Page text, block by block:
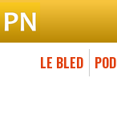
LE BLED